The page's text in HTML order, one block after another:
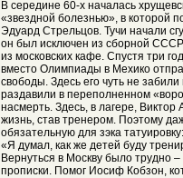
В середине 60-х началась
«звездной болезнью», в которой
Эдуард Стрельцов. Тучи начали
он был исключен из сборной СССР
из московских кафе. Спустя три
вместо Олимпиады в Мехико
свободы. Здесь его чуть не
раздавили в переполненном
насмерть. Здесь, в лагере,
жизнь, став тренером. Поэтому
обязательную для зэка татуировку:
«Я думал, как же детей буду
Вернуться в Москву было трудно
прописки. Помог Иосиф Кобзон,